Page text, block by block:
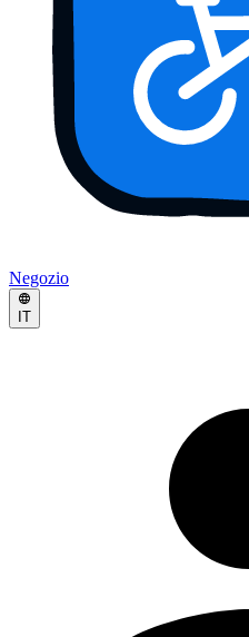
Negozio
IT